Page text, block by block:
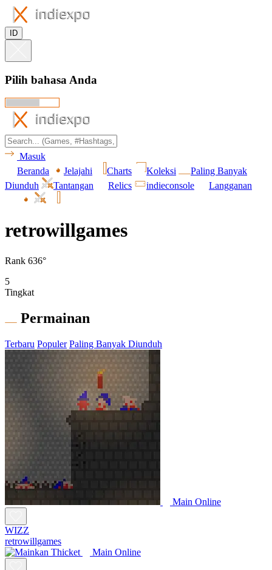
ID
Pilih bahasa Anda
Masuk
Beranda
Jelajahi Charts Koleksi
Paling Banyak
Diunduh
Tantangan Relics indieconsole Langganan
retrowillgames
Rank 636°
5
Tingkat
Permainan
Terbaru Populer Paling Banyak Diunduh
Main Online
WIZZ
retrowillgames
Main Online